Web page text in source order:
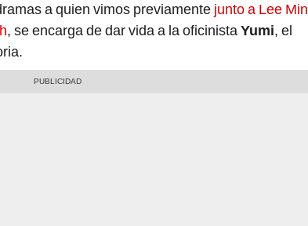
a quien vimos previamente junto a Lee Min
, se encarga de dar vida a la oficinistaYumi, el